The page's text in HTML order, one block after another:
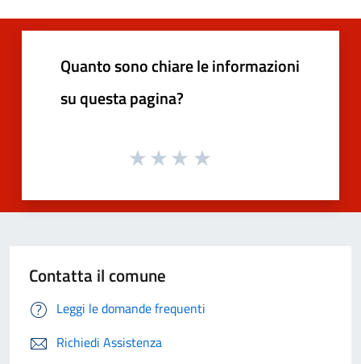
Quanto sono chiare le informazioni
su questa pagina?
Contatta il comune
Leggi le domande frequenti
Richiedi Assistenza